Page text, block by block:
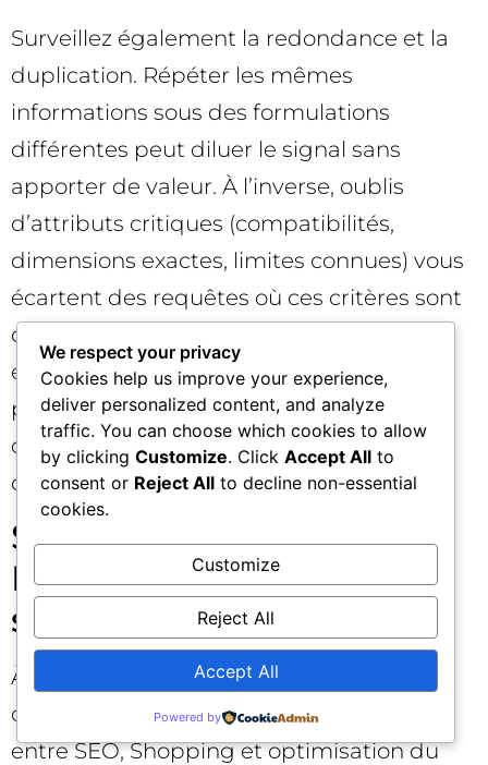
Surveillez également la redondance et la
duplication. Répéter les mêmes
informations sous des formulations
différentes peut diluer le signal sans
apporter de valeur. À l’inverse, oublis
d’attributs critiques (compatibilités,
dimensions exactes, limites connues) vous
écartent des requêtes où ces critères sont
décisifs. Enfin, mettez à jour vos données
en continu : une obsolescence d’attribut
peut vous faire chuter rapidement dans
des environnements IA fortement
dynamiques.
SEO, Shopping Ads et
Merchant Center : une
stratégie convergente 🔄
À mesure que la recherche
conversationnelle progresse, la frontière
entre SEO, Shopping et optimisation du
We respect your privacy
Cookies help us improve your experience,
deliver personalized content, and analyze
traffic. You can choose which cookies to allow
by clicking Customize. Click Accept All to
consent or Reject All to decline non-essential
cookies.
Customize
Reject All
Accept All
Powered by